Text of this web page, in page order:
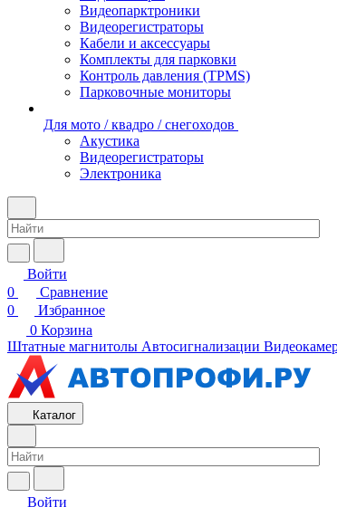
Видеопарктроники
Видеорегистраторы
Кабели и аксессуары
Комплекты для парковки
Контроль давления (TPMS)
Парковочные мониторы
Для мото / квадро / снегоходов
Акустика
Видеорегистраторы
Электроника
Войти
0
Сравнение
0
Избранное
0 Корзина
Штатные магнитолы Автосигнализации
Каталог
Войти